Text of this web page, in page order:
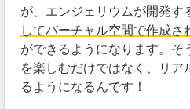
26, 2020
コンテンツ自体は徐々に進
なエンジェリウムのICOと
は停滞しています。
が、エンジェリウムが開発す
してバーチャル空間で作成さ
ができるようになります。そ
を楽しむだけではなく、リア
るようになるんです！